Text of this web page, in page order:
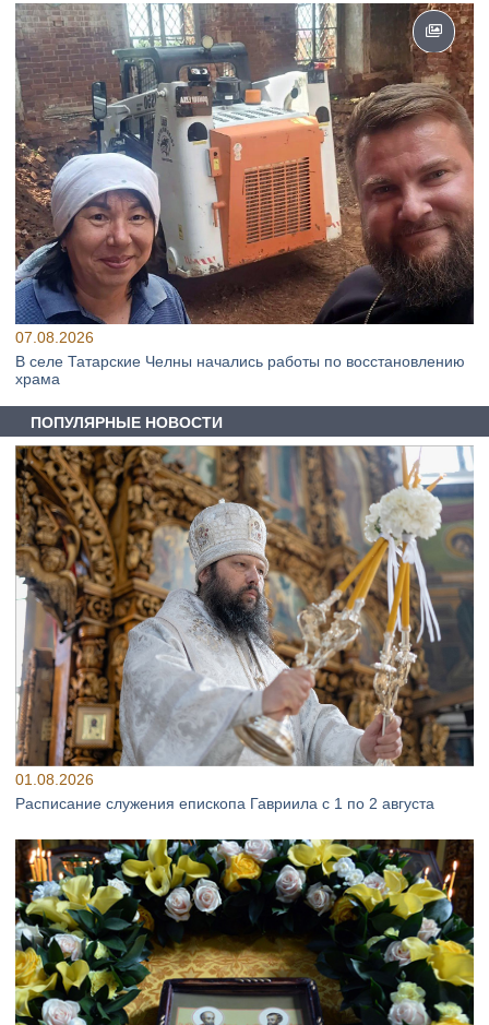
07.08.2026
В селе Татарские Челны начались работы по восстановлению
храма
ПОПУЛЯРНЫЕ НОВОСТИ
01.08.2026
Расписание служения епископа Гавриила с 1 по 2 августа